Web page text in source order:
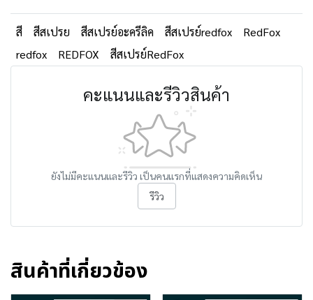
สี สีสเปรย สีสเปรย์อะครีลิค สีสเปรย์redfox
RedFox
redfox
REDFOX สีสเปรย์RedFox
คะแนนและรีวิวสินค้า
ยังไม่มีคะแนนและรีวิว เป็นคนแรกที่แสดงความคิดเห็น
รีวิว
สินค้าที่เกี่ยวข้อง